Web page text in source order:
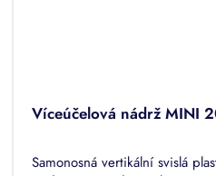
Víceúčelová nádrž MINI
Samonosná vertikální svislá